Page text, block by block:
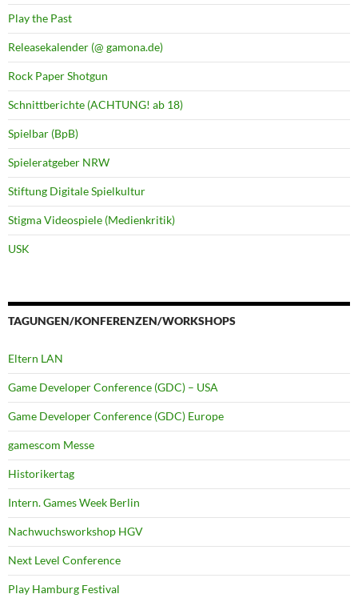
Play the Past
Releasekalender (@ gamona.de)
Rock Paper Shotgun
Schnittberichte (ACHTUNG! ab 18)
Spielbar (BpB)
Spieleratgeber NRW
Stiftung Digitale Spielkultur
Stigma Videospiele (Medienkritik)
USK
TAGUNGEN/KONFERENZEN/WORKSHOPS
Eltern LAN
Game Developer Conference (GDC) – USA
Game Developer Conference (GDC) Europe
gamescom Messe
Historikertag
Intern. Games Week Berlin
Nachwuchsworkshop HGV
Next Level Conference
Play Hamburg Festival